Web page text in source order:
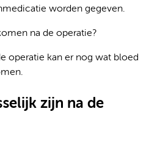
worden gegeven.
na de operatie?
operatie kan er nog wat bloed
zijn na de